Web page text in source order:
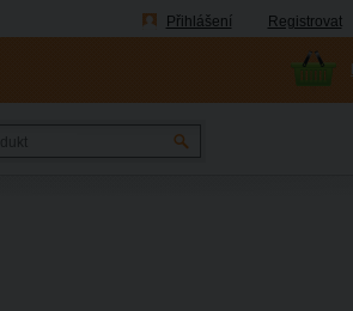
Přihlášení Registrovat